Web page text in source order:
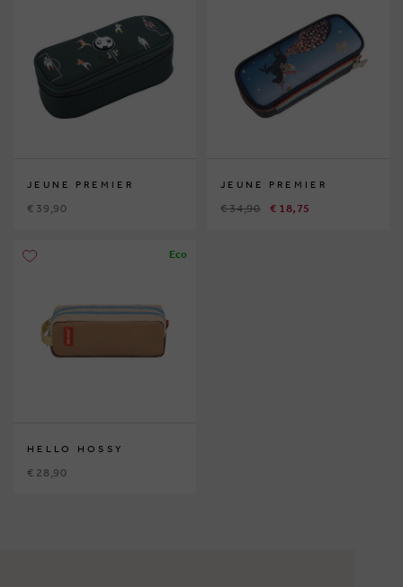
JEUNE PREMIER
€ 39,90
JEUNE PREMIER
€ 34,90 € 18,75
Eco
HELLO HOSSY
€ 28,90